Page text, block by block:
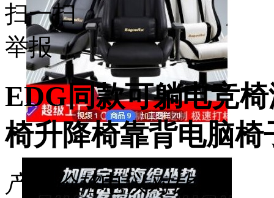
扫一扫
举报
EDG同款可躺电竞
椅升降椅靠背电脑椅
产品价格电议对比